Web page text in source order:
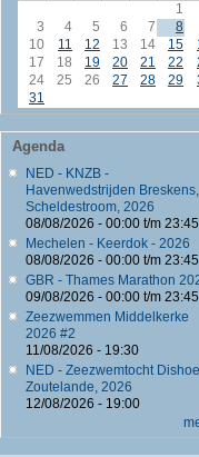
1
3
4 5 6 7 8
10
11 12 13 14 15
17
18 19 20 21 22
24
25 26 27 28 29
31
Agenda
NED - KNZB -
Havenwedstrijden Breskens,
Scheldestroom, 2026
08/08/2026 - 00:00t/m 23:45
Mechelen - Keerdok - 2026
08/08/2026 - 00:00t/m 23:45
GBR - Thames Marathon
09/08/2026 - 00:00t/m 23:45
Zeezwemmen Middelkerke
2026 #2
11/08/2026 - 19:30
NED - Zeezwemtocht
Zoutelande, 2026
12/08/2026 - 19:00